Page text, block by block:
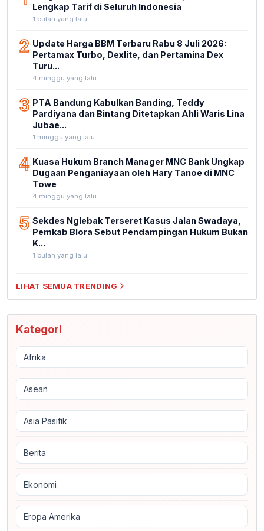
Lengkap Tarif di Seluruh Indonesia
1 bulan yang lalu
2 Update Harga BBM Terbaru Rabu 8 Juli 2026:
Pertamax Turbo, Dexlite, dan Pertamina Dex
Turu...
4 minggu yang lalu
3 PTA Bandung Kabulkan Banding, Teddy
Pardiyana dan Bintang Ditetapkan Ahli Waris Lina
Jubae...
1 minggu yang lalu
4 Kuasa Hukum Branch Manager MNC Bank Ungkap
Dugaan Penganiayaan oleh Hary Tanoe di MNC
Towe
4 minggu yang lalu
5 Sekdes Nglebak Terseret Kasus Jalan Swadaya,
Pemkab Blora Sebut Pendampingan Hukum Bukan
K...
1 bulan yang lalu
LIHAT SEMUA TRENDING
Kategori
Afrika
Asean
Asia Pasifik
Berita
Ekonomi
Eropa Amerika